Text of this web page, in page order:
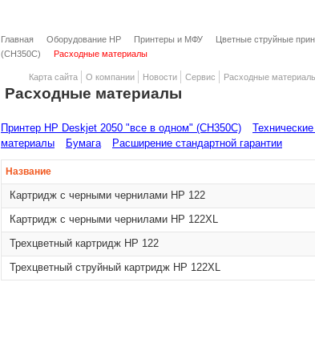
Карта сайта О компании Новости Сервис Расходные
Главная Оборудование HP Принтеры и МФУ Цветные струйные
(CH350C)
Расходные материалы
Расходные материалы
Принтер HP Deskjet 2050 "все в одном" (CH350C)
материалы
Бумага Расширение стандартной гарантии
Название
Картридж с черными чернилами HP 122
Картридж с черными чернилами HP 122XL
Трехцветный картридж HP 122
Трехцветный струйный картридж HP 122XL